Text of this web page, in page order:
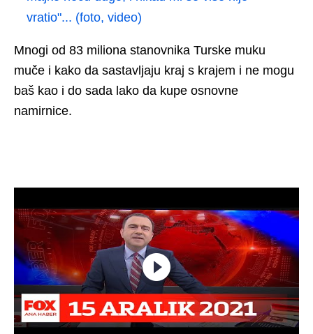
vratio"... (foto, video)
Mnogi od 83 miliona stanovnika Turske muku
muče i kako da sastavljaju kraj s krajem i ne mogu
baš kao i do sada lako da kupe osnovne
namirnice.